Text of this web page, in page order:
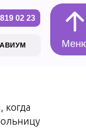
02 23
когда